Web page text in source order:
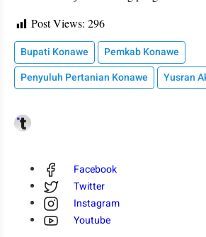
Post Views: 296
Bupati Konawe
Pemkab Konawe
Penyuluh Pertanian Konawe
Yusran
Facebook
Twitter
Instagram
Youtube